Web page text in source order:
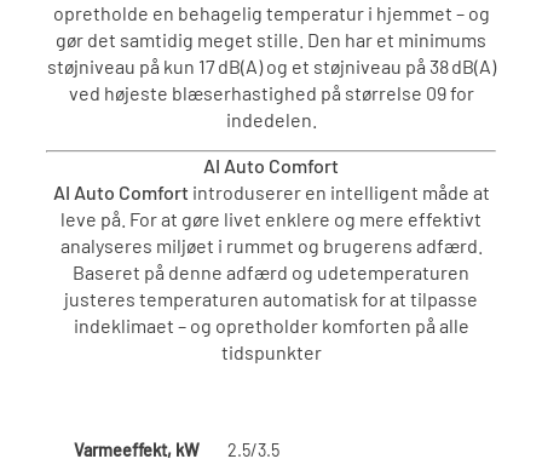
opretholde en behagelig temperatur i hjemmet – og
gør det samtidig meget stille. Den har et minimums
støjniveau på kun 17 dB(A) og et støjniveau på 38 dB(A)
ved højeste blæserhastighed på størrelse 09 for
indedelen.
AI Auto Comfort
AI Auto Comfortintroduserer en intelligent måde at
leve på. For at gøre livet enklere og mere effektivt
analyseres miljøet i rummet og brugerens adfærd.
Baseret på denne adfærd og udetemperaturen
justeres temperaturen automatisk for at tilpasse
indeklimaet – og opretholder komforten på alle
tidspunkter
Varmeeffekt, kW
2.5/3.5